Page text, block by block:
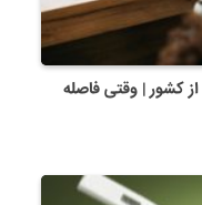
از کشور | وقتی فاصله